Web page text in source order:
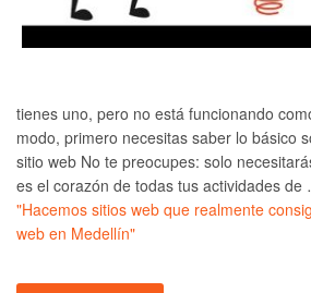
tienes uno, pero no está funcionando
modo, primero necesitas saber lo básico
sitio web No te preocupes: solo
es el corazón de todas tus actividades
"Hacemos sitios web que realmente
web en Medellín"